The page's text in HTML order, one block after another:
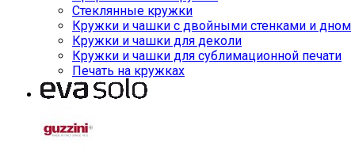
Стеклянные кружки
Кружки и чашки с двойными стенками и дном
Кружки и чашки для деколи
Кружки и чашки для сублимационной печати
Печать на кружках